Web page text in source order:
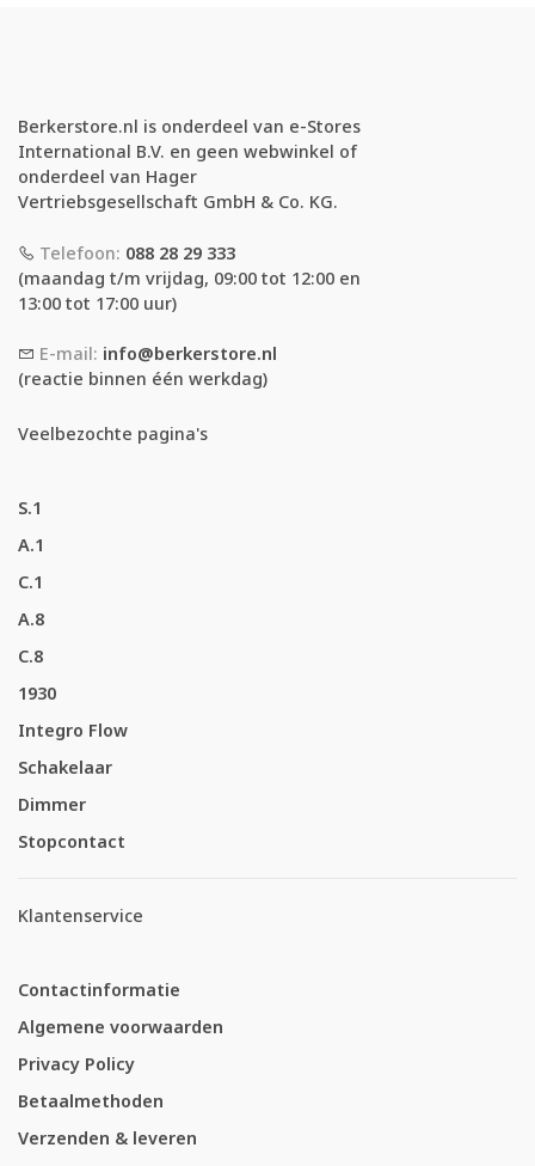
Berkerstore.nl is onderdeel van e-Stores
International B.V. en geen webwinkel of
onderdeel van Hager
Vertriebsgesellschaft GmbH & Co. KG.
Telefoon: 088 28 29 333
(maandag t/m vrijdag, 09:00 tot 12:00 en
13:00 tot 17:00 uur)
E-mail: info@berkerstore.nl
(reactie binnen één werkdag)
Veelbezochte pagina's
S.1
A.1
C.1
A.8
C.8
1930
Integro Flow
Schakelaar
Dimmer
Stopcontact
Klantenservice
Contactinformatie
Algemene voorwaarden
Privacy Policy
Betaalmethoden
Verzenden & leveren